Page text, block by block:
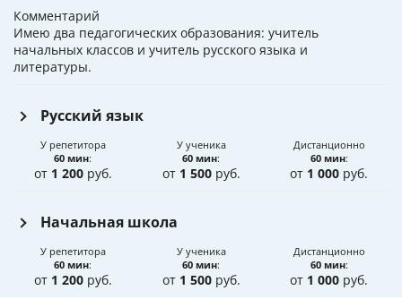
Комментарий
Имею два педагогических образования: учитель
начальных классов и учитель русского языка и
литературы.
Русский язык
У репетитора
60 мин:
от 1 200руб.
У ученика
60 мин:
от 1 500руб.
Дистанционно
60 мин:
от 1 000 руб.
Начальная школа
У репетитора
60 мин:
от 1 200руб.
У ученика
60 мин:
от 1 500руб.
Дистанционно
60 мин:
от 1 000 руб.